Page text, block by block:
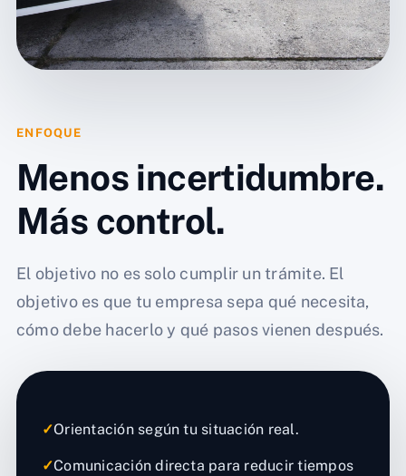
ENFOQUE
Menos incertidumbre.
Más control.
El objetivo no es solo cumplir un trámite. El
objetivo es que tu empresa sepa qué necesita,
cómo debe hacerlo y qué pasos vienen después.
✓Orientación según tu situación real.
✓Comunicación directa para reducir tiempos